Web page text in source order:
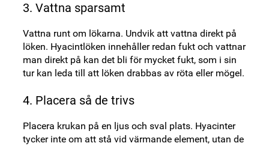
3. Vattna sparsamt
Vattna runt om lökarna. Undvik att vattna direkt på
löken. Hyacintlöken innehåller redan fukt och vattnar
man direkt på kan det bli för mycket fukt, som i sin
tur kan leda till att löken drabbas av röta eller mögel.
4. Placera så de trivs
Placera krukan på en ljus och sval plats. Hyacinter
tycker inte om att stå vid värmande element, utan de